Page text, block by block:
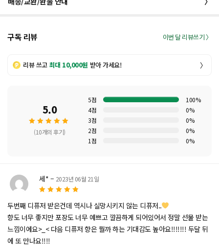
구독 리뷰 이번 달 리뷰쓰기 〉
리뷰 쓰고 최대 10,000원 받아 가세요! 〉
5.0
됨
(10개의 후기)
5점
100%
4점
0%
3점
0%
2점
0%
1점
0%
5 중에서 5로
평가됨
세* – 2023년 06월 21일
두번째 디퓨저 받은건데 역시나 실망시키지 않는 디퓨저..
향도 너무 좋지만 포장도 너무 예쁘고 깔끔하게 되어있어서 정말 선물 받는
느낌이에요>_< 다음 디퓨저 향은 뭘까 하는 기대감도 높아요!!!!!!! 두달 뒤
에 또 만나요!!!!